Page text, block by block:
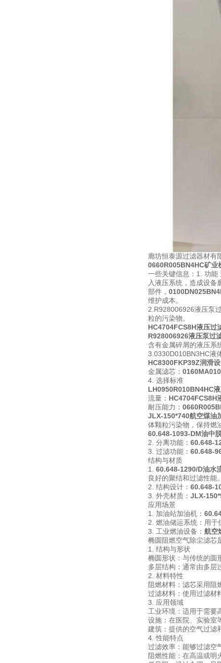
廊坊恒泰源过滤器材有
0660R005BN4HC矿业
一些关键信息：1. 功能
入液压系统，造成设备
部件，
维护成本。
2.R928006926液压泵
粒的污染物。
HC4704FCS8H液压过
R928006926液压泵过
含有金属碎屑的液压系
3.0330D010BN3HC液
HC8300FKP39Z润滑
金属滤芯：
4. 选择标准
LH0950R010BN4HC
流量： HC4704FCS8H
耐压能力：
JLX-150*740航空煤油
体颗粒污染物，保持燃
60.648-1093-DM油中
2. 分离功能： 60.648-
3. 过滤功能： 60.648-
结构与材质
1. 60.648-1290/D油水
良好的聚结和过滤性能
2. 结构设计： 60.648-
3. 外壳材质： JLX-
应用场景
1. 加油站加油机：
2. 燃油储运系统：用
3. 工业燃油设备： 航空
椭圆阻燃空气除尘滤芯
1. 结构与形状
椭圆形状：与传统的圆
多层结构：通常由多层
2. 材料特性
阻燃材料：滤芯采用阻
过滤材料：使用过滤材
3. 应用领域
工业环境：适用于需要
设施：在医院、实验室
建筑：提供的空气过滤
4. 性能特点
过滤效率：能够过滤空
阻燃性能：在高温或明